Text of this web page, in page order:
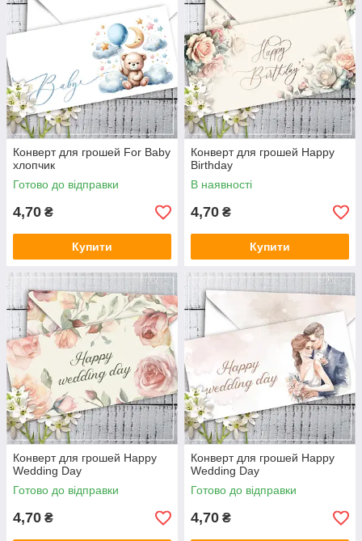
Конверт для грошей For Baby
хлопчик
Готово до відправки
4,70 ₴
Купити
Конверт для грошей Happy
Birthday
В наявності
4,70 ₴
Купити
Конверт для грошей Happy
Wedding Day
Готово до відправки
4,70 ₴
Конверт для грошей Happy
Wedding Day
Готово до відправки
4,70 ₴